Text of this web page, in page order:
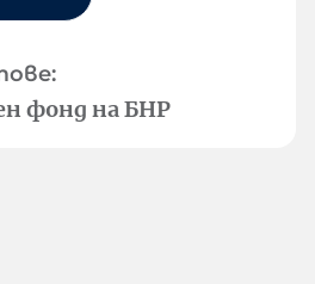
фонд на БНР